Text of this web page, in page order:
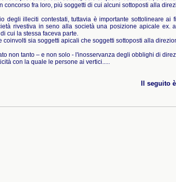
concorso fra loro, più soggetti di cui alcuni sottoposti alla
degli illeciti contestati, tuttavia è importante sottolineare
rivestiva in seno alla società una posizione apicale
cui la stessa faceva parte.
coinvolti sia soggetti apicali che soggetti sottoposti alla
non tanto – e non solo - l'inosservanza degli obblighi di
con la quale le persone ai vertici.....
Il seguito